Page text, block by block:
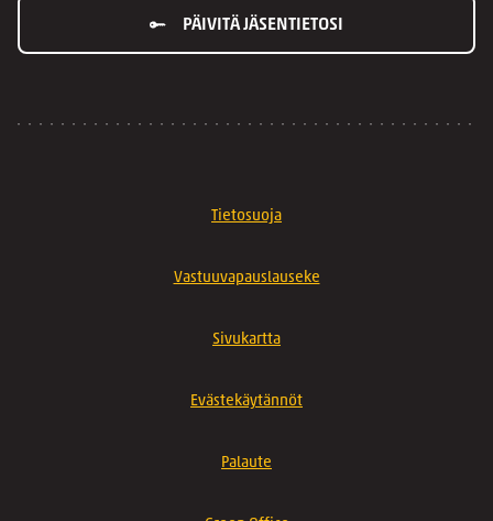
PÄIVITÄ JÄSENTIETOSI
Tietosuoja
Vastuuvapauslauseke
Sivukartta
Evästekäytännöt
Palaute